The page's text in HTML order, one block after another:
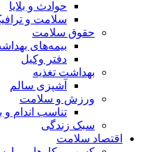
حوادث و بلایا
سلامت و
حقوق سلامت
بیمه‌های
دفتر وکیل
بهداشت تغذیه
آشپزی سالم
ورزش و سلامت
تناسب اندام
سبک زندگی
اقتصاد سلامت